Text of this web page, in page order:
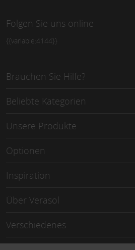
Folgen Sie uns online
{{variable:4144}}
Brauchen Sie Hilfe?
Beliebte Kategorien
Unsere Produkte
Optionen
Inspiration
Über Verasol
Verschiedenes